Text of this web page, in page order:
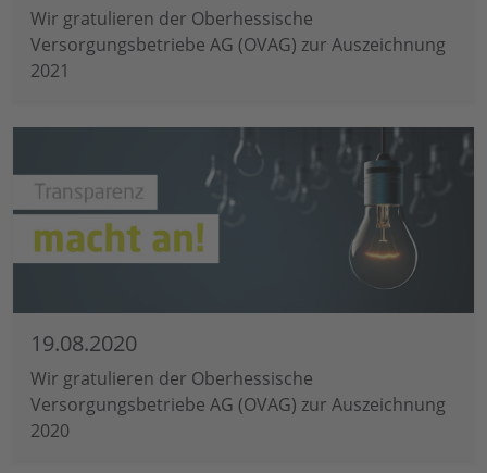
Wir gratulieren der Oberhessische
Versorgungsbetriebe AG (OVAG) zur Auszeichnung
2021
19.08.2020
Wir gratulieren der Oberhessische
Versorgungsbetriebe AG (OVAG) zur Auszeichnung
2020